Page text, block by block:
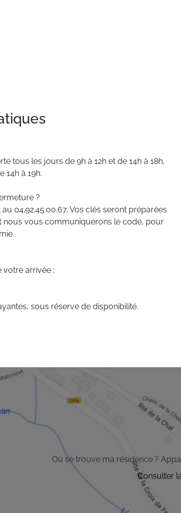
tous les jours de 9h à 12h et de 14h à 18h,
14h à 19h.
?
04.92.45.00.67. Vos clés seront préparées
nous vous communiquerons le code, pour
votre arrivée :
sous réserve de disponibilité.
Où se trouve ma résidence ?
Consulter